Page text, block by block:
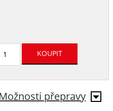
Možnosti přepravy